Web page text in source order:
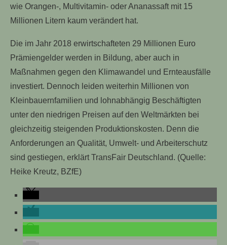
wie Orangen-, Multivitamin- oder Ananassaft mit 15
Millionen Litern kaum verändert hat.
Die im Jahr 2018 erwirtschafteten 29 Millionen Euro
Prämiengelder werden in Bildung, aber auch in
Maßnahmen gegen den Klimawandel und Ernteausfälle
investiert. Dennoch leiden weiterhin Millionen von
Kleinbauernfamilien und lohnabhängig Beschäftigten
unter den niedrigen Preisen auf den Weltmärkten bei
gleichzeitig steigenden Produktionskosten. Denn die
Anforderungen an Qualität, Umwelt- und Arbeiterschutz
sind gestiegen, erklärt TransFair Deutschland. (Quelle:
Heike Kreutz, BZfE)